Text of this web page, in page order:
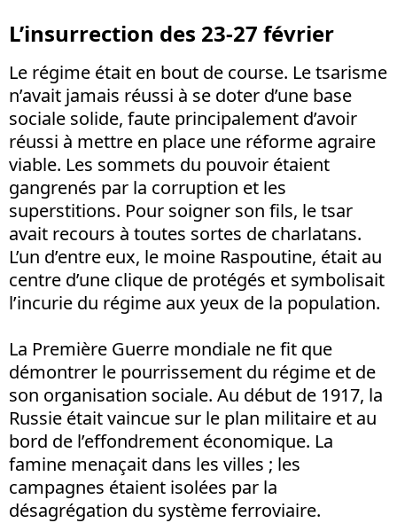
L’insurrection des 23-27 février
Le régime était en bout de course. Le tsarisme
n’avait jamais réussi à se doter d’une base
sociale solide, faute principalement d’avoir
réussi à mettre en place une réforme agraire
viable. Les sommets du pouvoir étaient
gangrenés par la corruption et les
superstitions. Pour soigner son fils, le tsar
avait recours à toutes sortes de charlatans.
L’un d’entre eux, le moine Raspoutine, était au
centre d’une clique de protégés et symbolisait
l’incurie du régime aux yeux de la population.
La Première Guerre mondiale ne fit que
démontrer le pourrissement du régime et de
son organisation sociale. Au début de 1917, la
Russie était vaincue sur le plan militaire et au
bord de l’effondrement économique. La
famine menaçait dans les villes ; les
campagnes étaient isolées par la
désagrégation du système ferroviaire.